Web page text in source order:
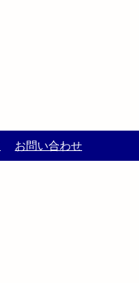
お問い合わせ